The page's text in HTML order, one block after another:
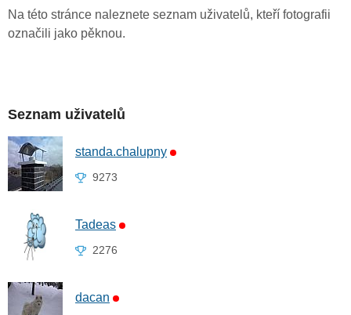
Na této stránce naleznete seznam uživatelů, kteří fotografii
označili jako pěknou.
Seznam uživatelů
standa.chalupny
9273
Tadeas
2276
dacan